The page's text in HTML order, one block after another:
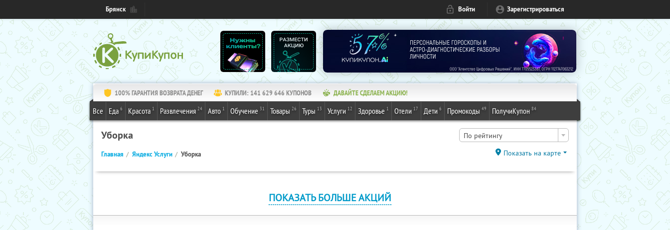
Брянск Войти Зарегистрироваться
100% ГАРАНТИЯ ВОЗВРАТА ДЕНЕГ КУПИЛИ: 141 629 646 КУПОНОВ ДАВАЙТЕ СДЕЛАЕМ АКЦИЮ!
Все Еда 6 Красота 1 Развлечения 24 Авто 1 Обучение 31 Товары 26 Туры 13 Услуги 12 Здоровье 1 Отели 17 Дети 6 Промокоды 49 ПолучиКупон 84
Уборка По рейтингу
Главная Яндекс Услуги Уборка Показать на карте
ПОКАЗАТЬ БОЛЬШЕ АКЦИЙ